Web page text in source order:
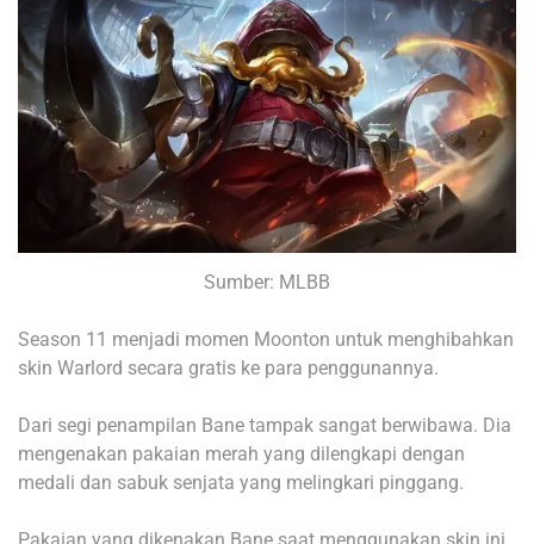
Sumber: MLBB
Season 11 menjadi momen Moonton untuk menghibahkan
skin Warlord secara gratis ke para penggunannya.
Dari segi penampilan Bane tampak sangat berwibawa. Dia
mengenakan pakaian merah yang dilengkapi dengan
medali dan sabuk senjata yang melingkari pinggang.